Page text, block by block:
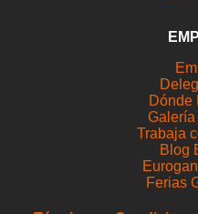
Dónde
Trabaja
Blog
Ferias